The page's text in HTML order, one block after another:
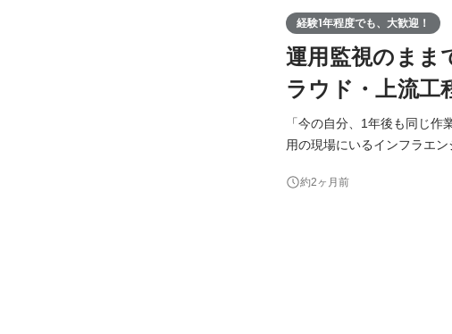
経験1年程度でも、大歓迎！
運用監視のまま
ラウド・上流工
「今の自分、1年後も同じ
用の現場にいるインフラエンジニアな
「AWS/Azure」などのクラウド案件
約2ヶ月前